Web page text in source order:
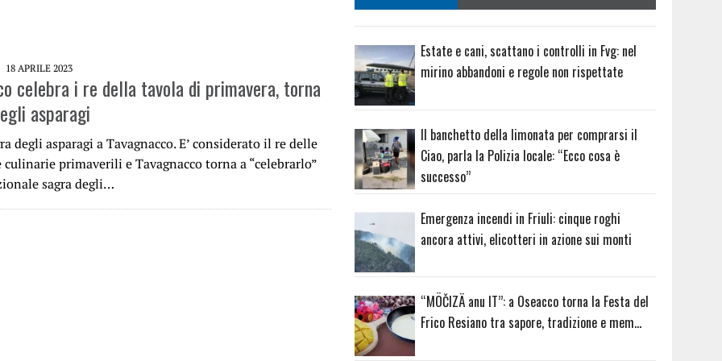
18 APRILE 2023
celebra i re della tavola di primavera, torna
asparagi
degli asparagi a Tavagnacco. E’ considerato il re delle
primaverili e Tavagnacco torna a “celebrarlo”
sagra degli…
Estate e cani, scattano i controlli in Fvg: nel
mirino abbandoni e regole non rispettate
Il banchetto della limonata per comprarsi il
Ciao, parla la Polizia locale: “Ecco cosa è
successo”
Emergenza incendi in Friuli: cinque roghi
ancora attivi, elicotteri in azione sui monti
“MÖČIZÄ anu IT”: a Oseacco torna la Festa del
Frico Resiano tra sapore, tradizione e mem…